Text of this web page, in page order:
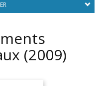
(2009)